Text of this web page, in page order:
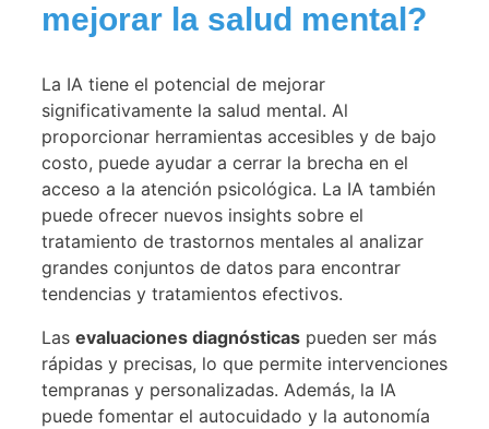
mejorar la salud mental?
La IA tiene el potencial de mejorar
significativamente la salud mental. Al
proporcionar herramientas accesibles y de bajo
costo, puede ayudar a cerrar la brecha en el
acceso a la atención psicológica. La IA también
puede ofrecer nuevos insights sobre el
tratamiento de trastornos mentales al analizar
grandes conjuntos de datos para encontrar
tendencias y tratamientos efectivos.
Las evaluaciones diagnósticas pueden ser más
rápidas y precisas, lo que permite intervenciones
tempranas y personalizadas. Además, la IA
puede fomentar el autocuidado y la autonomía